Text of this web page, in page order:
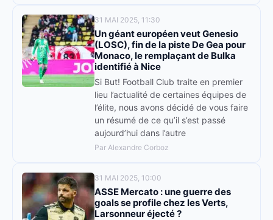
31 MAI 2025, 11:30
Un géant européen veut Genesio
(LOSC), fin de la piste De Gea pour
Monaco, le remplaçant de Bulka
identifié à Nice
Si But! Football Club traite en premier
lieu l’actualité de certaines équipes de
l’élite, nous avons décidé de vous faire
un résumé de ce qu’il s’est passé
aujourd’hui dans l’autre
Par Alexandre Corboz
31 MAI 2025, 10:00
ASSE Mercato : une guerre des
goals se profile chez les Verts,
Larsonneur éjecté ?